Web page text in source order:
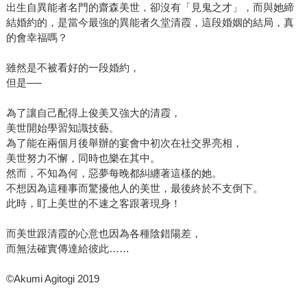
出生自異能者名門的齋森美世，卻沒有「見鬼之才」，而與她締
結婚約的，是當今最強的異能者久堂清霞，這段婚姻的結局，真
的會幸福嗎？
雖然是不被看好的一段婚約，
但是──
為了讓自己配得上俊美又強大的清霞，
美世開始學習知識技藝。
為了能在兩個月後舉辦的宴會中初次在社交界亮相，
美世努力不懈，同時也樂在其中。
然而，不知為何，惡夢每晚都糾纏著這樣的她。
不想因為這種事而驚擾他人的美世，最後終於不支倒下。
此時，盯上美世的不速之客跟著現身！
而美世跟清霞的心意也因為各種陰錯陽差，
而無法確實傳達給彼此……
©Akumi Agitogi 2019